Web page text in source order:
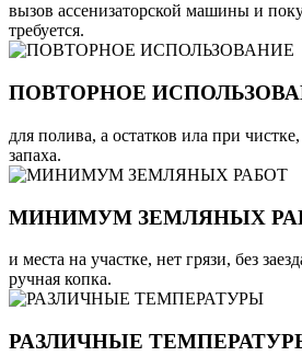
вызов ассенизаторской машины и
требуется.
ПОВТОРНОЕ
для полива, а остатков ила при
запаха.
МИНИМУМ ЗЕМЛЯНЫХ
и места на участке, нет грязи, без
ручная копка.
РАЗЛИЧНЫЕ